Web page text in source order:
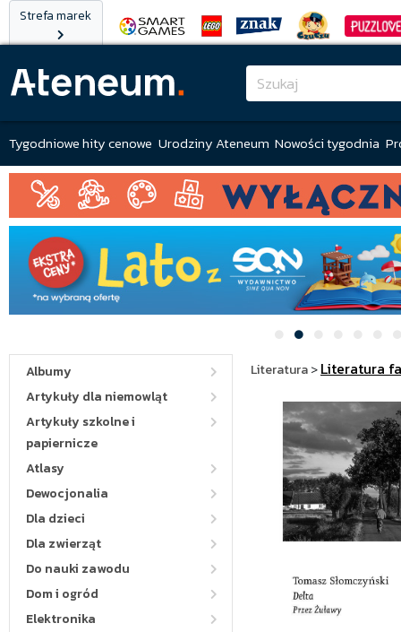
Strefa marek
Tygodniowe hity cenowe Urodziny Ateneum Nowości tygodnia
Albumy
Artykuły dla niemowląt
Artykuły szkolne i
papiernicze
Atlasy
Dewocjonalia
Dla dzieci
Dla zwierząt
Do nauki zawodu
Dom i ogród
Elektronika
Literatura>Literatura